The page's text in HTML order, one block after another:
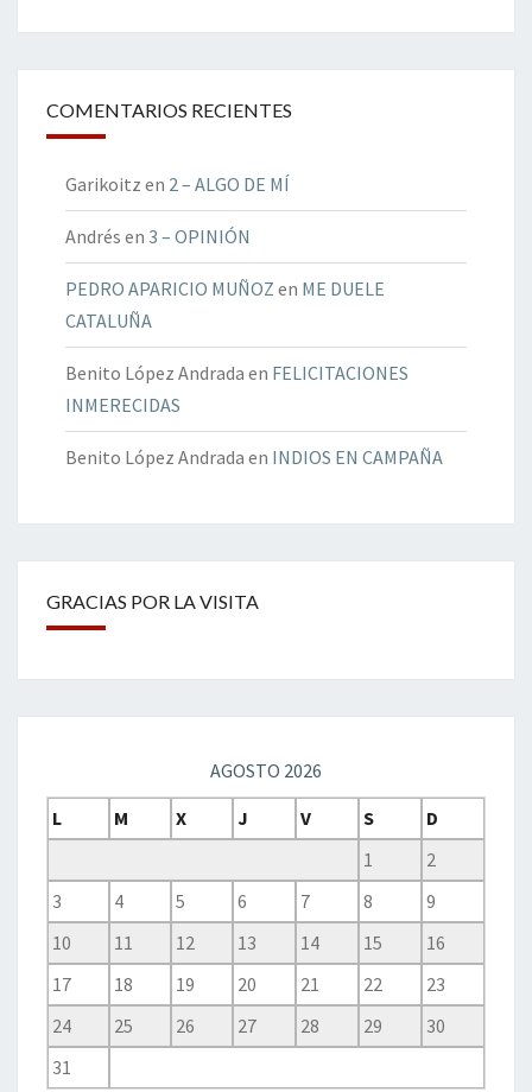
COMENTARIOS RECIENTES
Garikoitz en 2 – ALGO DE MÍ
Andrés en 3 – OPINIÓN
PEDRO APARICIO MUÑOZ en ME DUELE
CATALUÑA
Benito López Andrada en FELICITACIONES
INMERECIDAS
Benito López Andrada en INDIOS EN CAMPAÑA
GRACIAS POR LA VISITA
AGOSTO 2026
L
M X J V S
D
1
2
3
4 5 6 7 8
9
10
11 12 13 14 15
16
17
18 19 20 21 22
23
24
25 26 27 28 29
30
31